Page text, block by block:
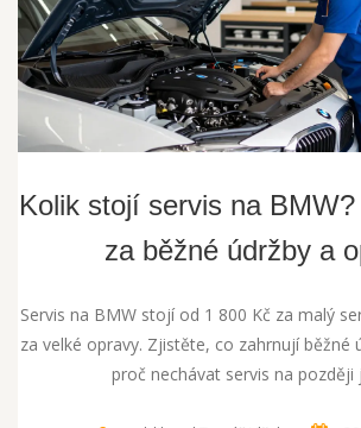
Kolik stojí servis na
za běžné údržby a
Servis na BMW stojí od 1 800 Kč za malý
za velké opravy. Zjistěte, co zahrnují běžné
proč nechávat servis na později